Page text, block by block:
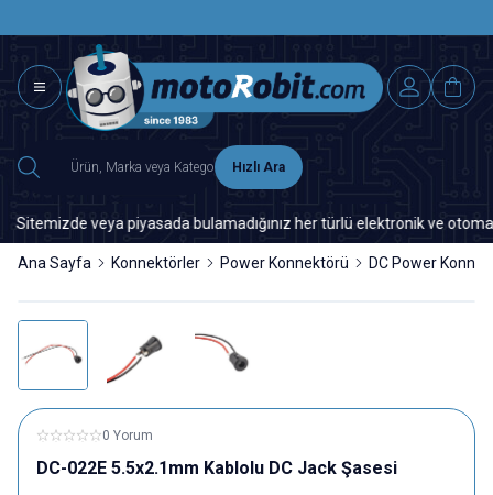
Hızlı Ara
veya piyasada bulamadığınız her türlü elektronik ve
Ana Sayfa Konnektörler Power Konnektörü DC Power
0 Yorum
DC-022E 5.5x2.1mm Kablolu DC Jack Şasesi